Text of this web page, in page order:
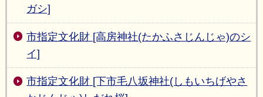
ガシ]
市指定文化財 [高房神社(たかふさじんじゃ)のシ
イ]
市指定文化財 [下市毛八坂神社(しもいちげやさ